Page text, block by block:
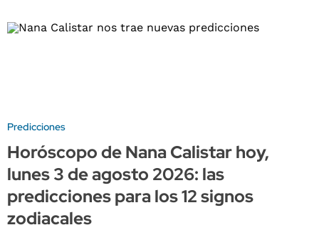
Predicciones
Horóscopo de Nana Calistar hoy,
lunes 3 de agosto 2026: las
predicciones para los 12 signos
zodiacales